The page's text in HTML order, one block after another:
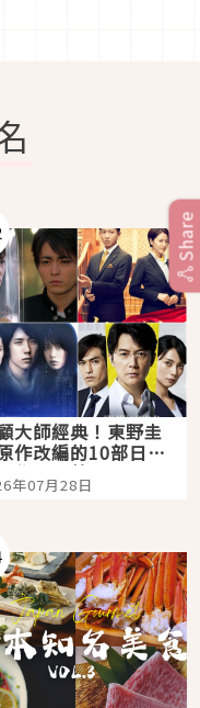
大師經典！東野圭
作改編的10部日本
視作品推薦
年07月28日
Share